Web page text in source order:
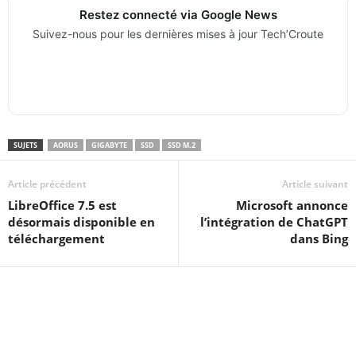
Restez connecté via Google News
Suivez-nous pour les dernières mises à jour Tech’Croute
SUJETS AORUS GIGABYTE SSD SSD M.2
Article précédent
LibreOffice 7.5 est
désormais disponible en
téléchargement
Article suivant
Microsoft annonce
l’intégration de ChatGPT
dans Bing